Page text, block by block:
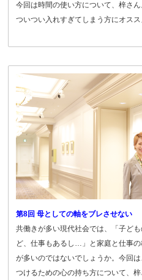
今回は時間の使い方について、梓さ
ついつい入れすぎてしまう方にオスス
第8回 母としての軸をブレさせない
共働きが多い現代社会では、「子ど
ど、仕事もあるし…」と家庭と仕事
が多いのではないでしょうか。今回
つけるための心の持ち方について、